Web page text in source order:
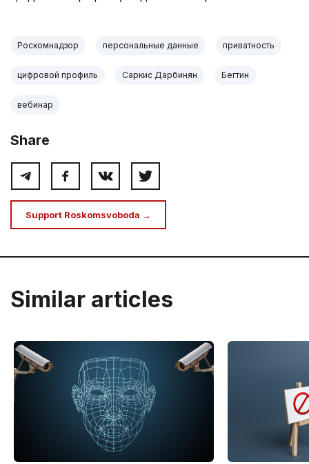
Роскомнадзор персональные данные приватность
цифровой профиль Саркис Дарбинян Бегтин
вебинар
Share
Support Roskomsvoboda →
Similar articles